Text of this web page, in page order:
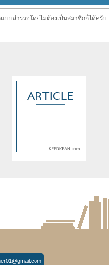
แบบสำรวจโดยไม่ต้องเป็นสมาชิกก็ได้ครับ
article/show.phppublic_html/include/
will throw an Error in a future
/home/keedkean/domains/
壯陽藥哪裡買